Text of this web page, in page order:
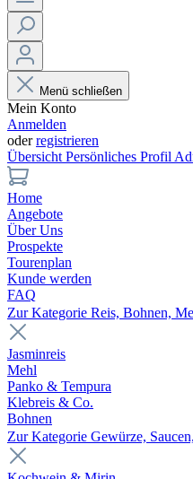
Menü schließen
Mein Konto
Anmelden
oderregistrieren
Übersicht Persönliches Profil
Home
Angebote
Über Uns
Prospekte
Tourenplan
Kunde werden
FAQ
Zur Kategorie Reis, Bohnen,
Jasminreis
Mehl
Panko & Tempura
Klebreis & Co.
Bohnen
Zur Kategorie Gewürze,